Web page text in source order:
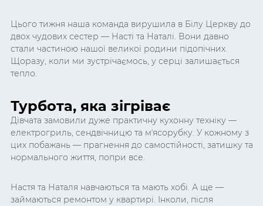
Цього тижня наша команда вирушила в Білу Церкву до
двох чудових сестер — Насті та Наталі. Вони давно
стали частиною нашої великої родини підопічних.
Щоразу, коли ми зустрічаємось, у серці залишається
тепло.
Турбота, яка зігріває
Дівчата замовили дуже практичну кухонну техніку —
електрогриль, сендвічницю та мʼясорубку. У кожному з
цих побажань — прагнення до самостійності, затишку та
нормального життя, попри все.
Настя та Наталя навчаються та мають хобі. А ще —
займаються ремонтом у квартирі. Інколи, після